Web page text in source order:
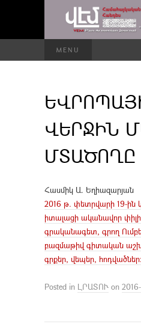
MENU
ՎԵՐՋԻՆ
ՄՏԱԾՈՂԸ
Հասմիկ Ա. Եղիազարյան
2016 թ. փետրվարի 19-ին
իտալացի ականավոր
գրականագետ, գրող
բազմաթիվ գիտական
գրքեր, վեպեր, հոդվածներ:
Posted in ԼՐԱՏՈՒ on